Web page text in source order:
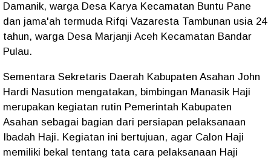
Damanik, warga Desa Karya Kecamatan Buntu Pane
dan jama'ah termuda Rifqi Vazaresta Tambunan usia 24
tahun, warga Desa Marjanji Aceh Kecamatan Bandar
Pulau.
Sementara Sekretaris Daerah Kabupaten Asahan John
Hardi Nasution mengatakan, bimbingan Manasik Haji
merupakan kegiatan rutin Pemerintah Kabupaten
Asahan sebagai bagian dari persiapan pelaksanaan
Ibadah Haji. Kegiatan ini bertujuan, agar Calon Haji
memiliki bekal tentang tata cara pelaksanaan Haji